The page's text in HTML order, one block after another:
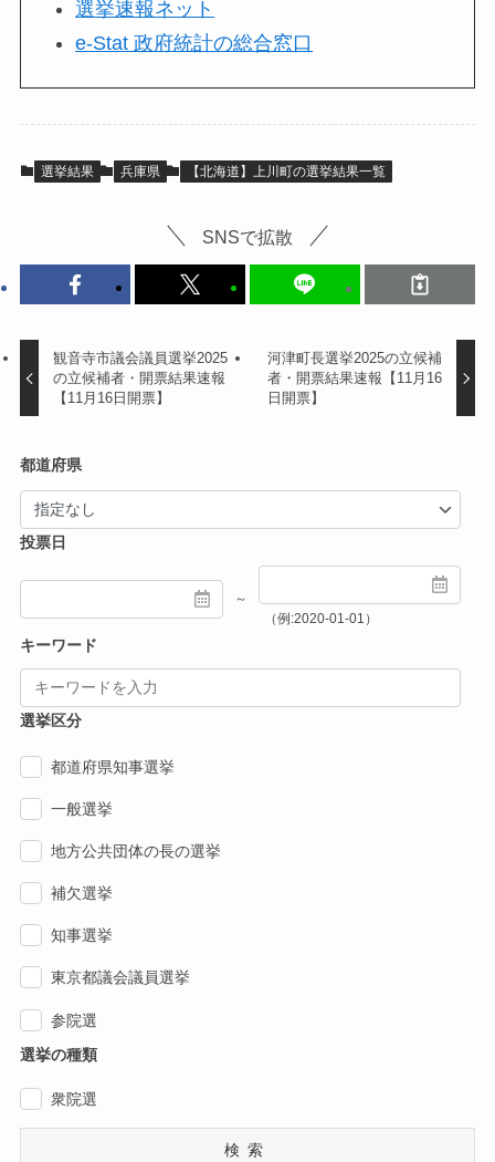
選挙速報ネット
e-Stat 政府統計の総合窓口
選挙結果 兵庫県 【北海道】上川町の選挙結果一覧
SNSで拡散
観音寺市議会議員選挙2025
の立候補者・開票結果速報
【11月16日開票】
河津町長選挙2025の立候補
者・開票結果速報【11月16
日開票】
都道府県
投票日
～
（例:2020-01-01）
キーワード
選挙区分
都道府県知事選挙
一般選挙
地方公共団体の長の選挙
補欠選挙
知事選挙
東京都議会議員選挙
参院選
選挙の種類
衆院選
検索